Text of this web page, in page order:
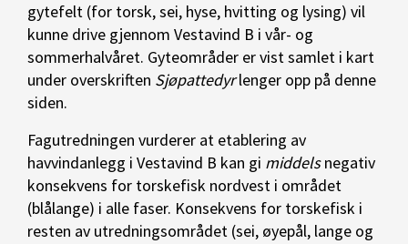
gytefelt (for torsk, sei, hyse, hvitting og lysing) vil
kunne drive gjennom Vestavind B i vår- og
sommerhalvåret. Gyteområder er vist samlet i kart
under overskriften Sjøpattedyrlenger opp på denne
siden.
Fagutredningen vurderer at etablering av
havvindanlegg i Vestavind B kan gi middelsnegativ
konsekvens for torskefisk nordvest i området
(blålange) i alle faser. Konsekvens for torskefisk i
resten av utredningsområdet (sei, øyepål, lange og